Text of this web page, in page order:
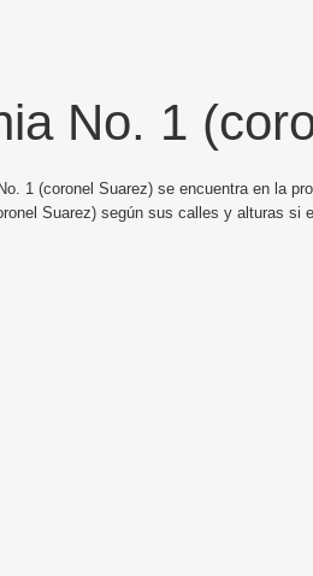
No. 1
1 (coronel Suarez) se encuentra en la
Suarez) según sus calles y alturas si